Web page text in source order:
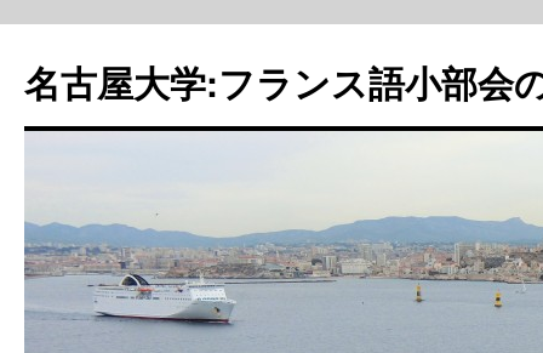
名古屋大学:フランス語小部会